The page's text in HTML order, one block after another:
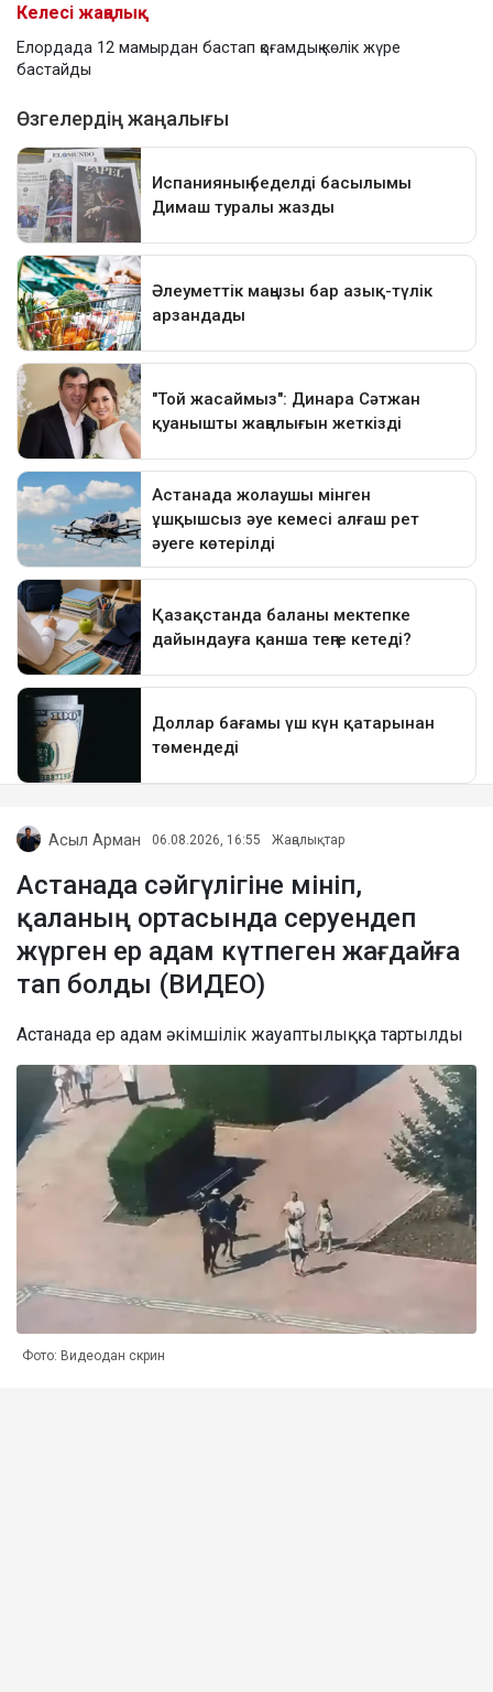
Келесі жаңалық
Елордада 12 мамырдан бастап қоғамдық көлік жүре
бастайды
Асыл Арман 06.08.2026, 16:55 Жаңалықтар
Астанада сәйгүлігіне мініп,
қаланың ортасында серуендеп
жүрген ер адам күтпеген жағдайға
тап болды (ВИДЕО)
Астанада ер адам әкімшілік жауаптылыққа тартылды
Фото: Видеодан скрин